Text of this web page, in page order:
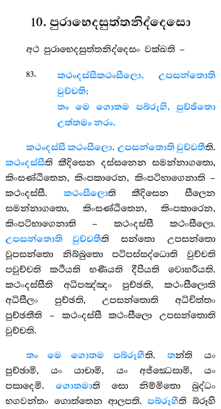
10. පුරාභෙදසුත්තනිද්දෙසො
අථපුරාභෙදසුත්තනිද්දෙසං වක්ඛති –
83. කථංදස්සීකථංසීලො, උපසන්තොති
වුච්චති;
තං මෙ ගොතම පබ්රූහි, පුච්ඡිතො
උත්තමං නරං.
කථංදස්සී කථංසීලො, උපසන්තොති වුච්චතීති.
කථංදස්සීති කීදිසෙන දස්සනෙන සමන්නාගතො,
කිංසණ්ඨිතෙන, කිංපකාරෙන, කිංපටිභාගෙනාති –
කථංදස්සී. කථංසීලොති කීදිසෙන සීලෙන
සමන්නාගතො, කිංසණ්ඨිතෙන, කිංපකාරෙන,
කිංපටිභාගෙනාති – කථංදස්සී කථංසීලො.
උපසන්තොති වුච්චතීති සන්තො උපසන්තො
වූපසන්තො නිබ්බුතො පටිපස්සද්ධොති වුච්චති
පවුච්චති කථීයති භණීයති දීපීයති වොහරීයති.
කථංදස්සීති අධිපඤ්ඤං පුච්ඡති, කථංසීලොති
අධිසීලං පුච්ඡති, උපසන්තොති අධිචිත්තං
පුච්ඡතීති – කථංදස්සී කථංසීලො උපසන්තොති
වුච්චති.
තං මෙ ගොතම පබ්රූහීති. තන්ති යං
පුච්ඡාමි, යං යාචාමි, යං අජ්ඣෙසාමි, යං
පසාදෙමි. ගොතමාති සො නිම්මිතො බුද්ධං
භගවන්තං ගොත්තෙන ආලපති.පබ්රූහීති බ්රූහි